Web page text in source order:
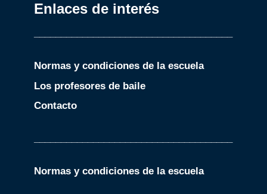
Enlaces de interés
Normas y condiciones de la escuela
Los profesores de baile
Contacto
Normas y condiciones de la escuela